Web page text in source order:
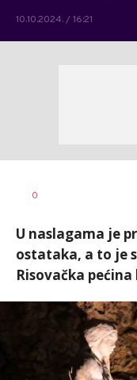
10.10.2024. / 16:21
0
U naslagama je
ostataka, a to je
Risovačka